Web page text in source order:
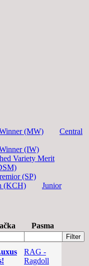
(MW)
Central
(IW)
Variety Merit
(SP)
(KCH)
Junior
Pasma
RAG -
Ragdoll